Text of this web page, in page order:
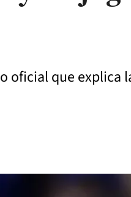
que explica